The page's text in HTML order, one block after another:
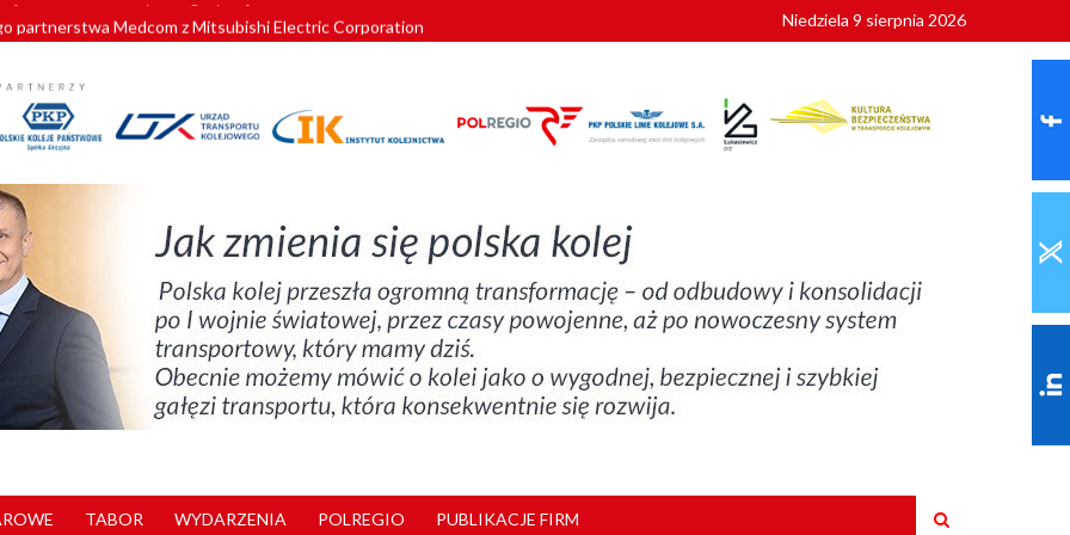
partnerstwa Medcom z Mitsubishi Electric Corporation
znów szuka dostawcy nowych EZT
kolejowych w północnej Wielkopolsce. Łatwiejsze dojazdy do pracy i szkoły
nowe standardy kategoryzacji dworców
Niedziela 9 sierpnia 2026
TABOR WYDARZENIA POLREGIO PUBLIKACJE FIRM